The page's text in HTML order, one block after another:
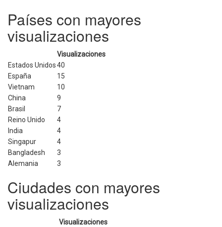
Países con mayores
visualizaciones
Visualizaciones
Estados Unidos40
España
15
Vietnam
10
China
9
Brasil
7
Reino Unido
4
India
4
Singapur
4
Bangladesh
3
Alemania
3
Ciudades con mayores
visualizaciones
Visualizaciones